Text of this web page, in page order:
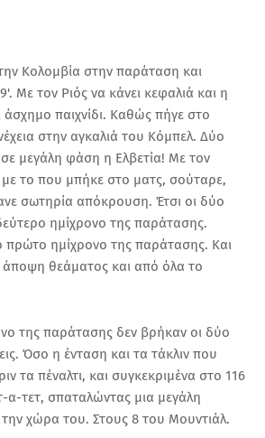
Κολομβία στην παράταση και
Με τον Ριός να κάνει κεφαλιά και η
άσχημο παιχνίδι. Καθώς πήγε στο
στην αγκαλιά του Κόμπελ. Δύο
μεγάλη φάση η Ελβετία! Με τον
το που μπήκε στο ματς, σούταρε,
σωτηρία απόκρουση. Έτσι οι δύο
ημίχρονο της παράτασης.
πρώτο ημίχρονο της παράτασης. Και
θεάματος και από όλα το
της παράτασης δεν βρήκαν οι δύο
Όσο η ένταση και τα τάκλιν που
τα πέναλτι, και συγκεκριμένα στο 116
α-τετ, σπαταλώντας μια μεγάλη
την χώρα του. Στους 8 του Μουντιάλ.